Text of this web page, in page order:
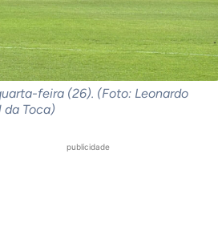
feira (26). (Foto: Leonardo
Toca)
publicidade